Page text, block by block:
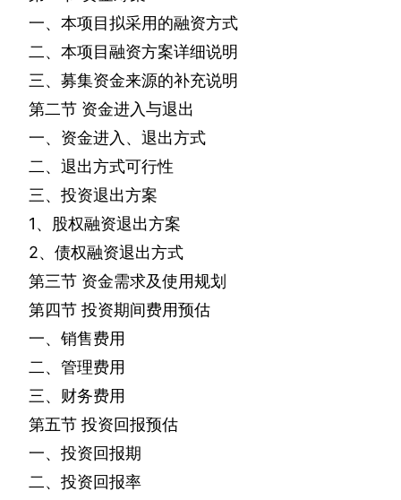
一、本项目拟采用的融资方式
二、本项目融资方案详细说明
三、募集资金来源的补充说明
第二节 资金进入与退出
一、资金进入、退出方式
二、退出方式可行性
三、投资退出方案
1、股权融资退出方案
2、债权融资退出方式
第三节 资金需求及使用规划
第四节 投资期间费用预估
一、销售费用
二、管理费用
三、财务费用
第五节 投资回报预估
一、投资回报期
二、投资回报率